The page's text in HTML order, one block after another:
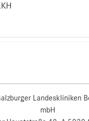
Landeskliniken
mbH